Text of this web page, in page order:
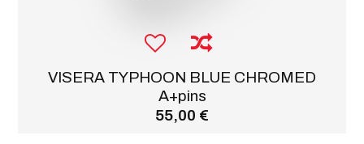
VISERA TYPHOON BLUE CHROMED
A+pins
55,00 €